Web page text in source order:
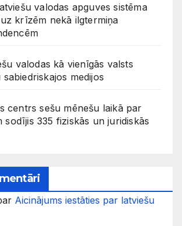
valodas apguves sistēma
krīzēm nekā ilgtermiņa
valodas kā vienīgās valsts
medijos
centrs sešu mēnešu laikā par
sodījis 335 fiziskās un juridiskās
Aicinājums iestāties par latviešu